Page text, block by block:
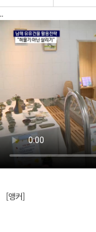
..
[앵커]